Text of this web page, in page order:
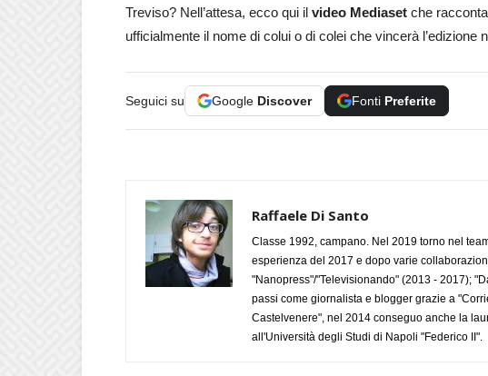
Treviso? Nell’attesa, ecco qui il video Mediaset che
ufficialmente il nome di colui o di colei che vincerà l’edizione
Seguici su Google Discover Fonti Preferite
Raffaele Di Santo
Classe 1992, campano. Nel 2019 torno nel
esperienza del 2017 e dopo varie
"Nanopress"/"Televisionando" (2013 - 2017);
passi come giornalista e blogger grazie a
Castelvenere", nel 2014 conseguo anche la
all'Università degli Studi di Napoli "Federico II".